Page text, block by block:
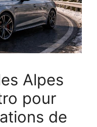
Alpes
pour
de